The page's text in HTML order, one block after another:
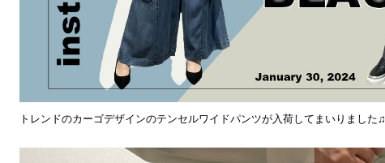
トレンドのカーゴデザインのテンセルワイドパンツが入荷してまいりました♫